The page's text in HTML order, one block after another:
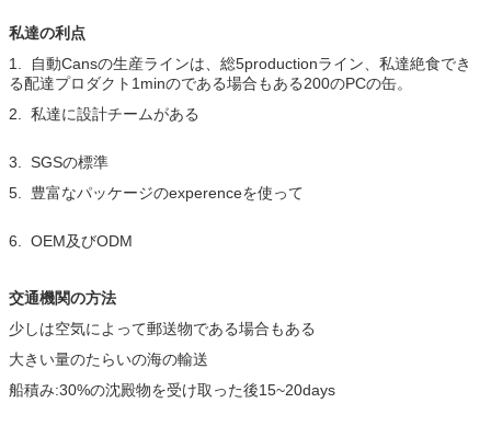
私達の利点
1. 自動Cansの生産ラインは、総5productionライン、私達絶食でき
る配達プロダクト1minのである場合もある200のPCの缶。
2. 私達に設計チームがある
3. SGSの標準
5. 豊富なパッケージのexperenceを使って
6. OEM及びODM
交通機関の方法
少しは空気によって郵送物である場合もある
大きい量のたらいの海の輸送
船積み:30%の沈殿物を受け取った後15~20days